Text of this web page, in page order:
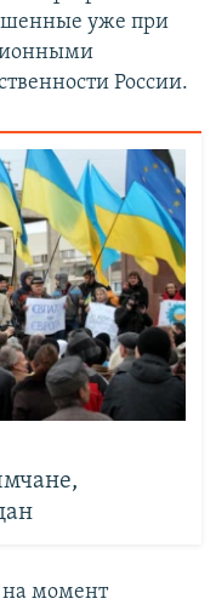
уже при
России.
на момент